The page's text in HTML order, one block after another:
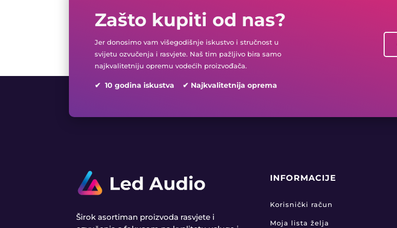
Zašto kupiti od nas?
Jer donosimo vam višegodišnje iskustvo i stručnost u
svijetu ozvučenja i rasvjete. Naš tim pažljivo bira samo
najkvalitetniju opremu vodećih proizvođača.
✔ 10 godina iskustva ✔ Najkvalitetnija oprema
Širok asortiman proizvoda rasvjete i
INFORMACIJE
Korisnički račun
Moja lista želja